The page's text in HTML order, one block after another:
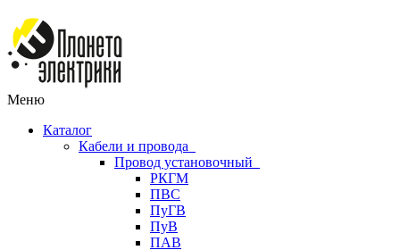
Меню
Каталог
Кабели и провода
Провод установочный
РКГМ
ПВС
ПуГВ
ПуВ
ПАВ